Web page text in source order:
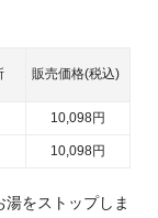
販売価格(税込)
10,098円
10,098円
をストップしま